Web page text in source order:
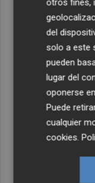
del
solo a este
pueden
lugar del
oponerse
Puede
cualquier
cookies .